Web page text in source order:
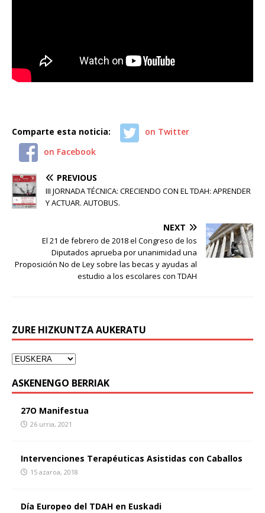
Comparte esta noticia:
on Twitter
on Facebook
PREVIOUS
III JORNADA TÉCNICA: CRECIENDO CON EL TDAH: APRENDER
Y ACTUAR. AUTOBUS.
NEXT
El 21 de febrero de 2018 el Congreso de los
Diputados aprueba por unanimidad una
Proposición No de Ley sobre las becas y ayudas al
estudio a los escolares con TDAH
ZURE HIZKUNTZA AUKERATU
ASKENENGO BERRIAK
27O Manifestua
26 urria, 2021
Intervenciones Terapéuticas Asistidas con Caballos
15 azaroa, 2018
Día Europeo del TDAH en Euskadi